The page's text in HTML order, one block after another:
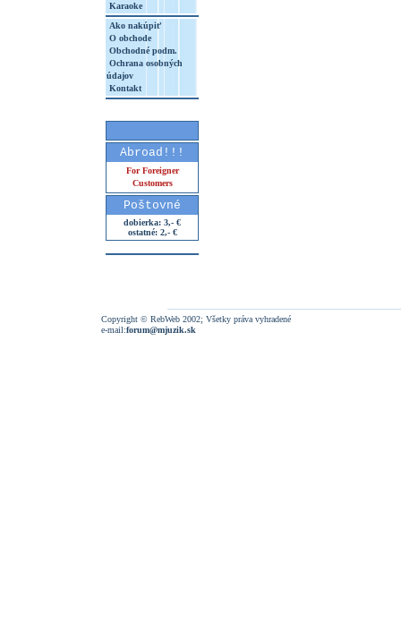
Karaoke
Ako nakúpiť
O obchode
Obchodné podm.
Ochrana osobných
údajov
Kontakt
Abroad!!!
For Foreigner
Customers
Poštovné
dobierka: 3,- €
ostatné: 2,- €
Copyright © RebWeb 2002; Všetky práva vyhradené
e-mail:forum@mjuzik.sk